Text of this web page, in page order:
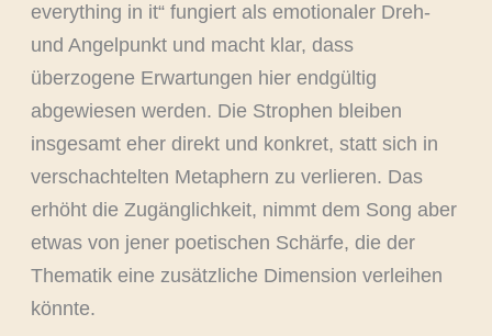
everything in it“ fungiert als emotionaler Dreh-
und Angelpunkt und macht klar, dass
überzogene Erwartungen hier endgültig
abgewiesen werden. Die Strophen bleiben
insgesamt eher direkt und konkret, statt sich in
verschachtelten Metaphern zu verlieren. Das
erhöht die Zugänglichkeit, nimmt dem Song aber
etwas von jener poetischen Schärfe, die der
Thematik eine zusätzliche Dimension verleihen
könnte.